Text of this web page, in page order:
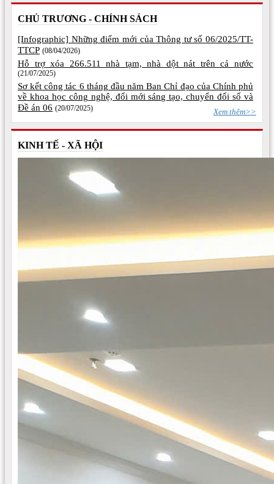
CHỦ TRƯƠNG - CHÍNH SÁCH
[Infographic] Những điểm mới của Thông tư số 06/2025/TT-
TTCP (08/04/2026)
Hỗ trợ xóa 266.511 nhà tạm, nhà dột nát trên cả nước
(21/07/2025)
Sơ kết công tác 6 tháng đầu năm Ban Chỉ đạo của Chính phủ
về khoa học công nghệ, đổi mới sáng tạo, chuyển đổi số và
Đề án 06 (20/07/2025) Xem thêm>>
KINH TẾ - XÃ HỘI